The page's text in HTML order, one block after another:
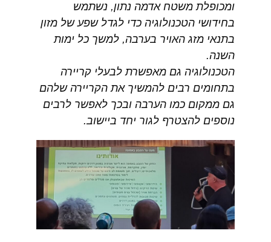
ומכופלת משטח אדמה נתון, נשתמש
בחידושי הטכנולוגיה כדי לגדל שפע של מזון
בתנאי מזג האויר בערבה, למשך כל ימות
השנה.
הטכנולוגיה גם מאפשרת לבעלי קריירה
בתחומים רבים להמשיך את הקריירה שלהם
גם ממקום כמו הערבה ובכך לאפשר לרבים
נוספים להצטרף לגור יחד ביישוב.